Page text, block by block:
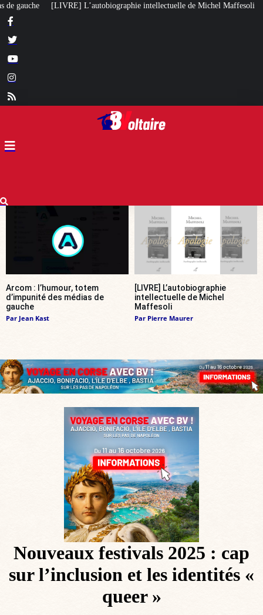
intellectuelle de Michel Maffesoli Pour regagner son influence en
Arcom : l’humour, totem
d’impunité des médias de
gauche
Par Jean Kast
[LIVRE] L’autobiographie
intellectuelle de Michel
Maffesoli
Par Pierre Maurer
Nouveaux festivals 2025 : cap
sur l’inclusion et les identités «
queer »